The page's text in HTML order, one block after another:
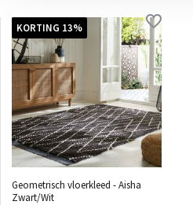
KORTING 13%
Geometrisch vloerkleed - Aisha
Zwart/Wit